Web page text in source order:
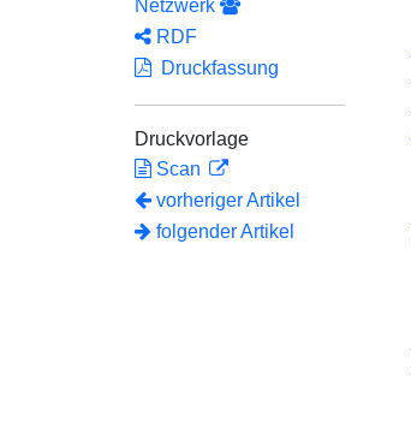
Netzwerk
RDF
Druckfassung
Druckvorlage
Scan
vorheriger Artikel
folgender Artikel